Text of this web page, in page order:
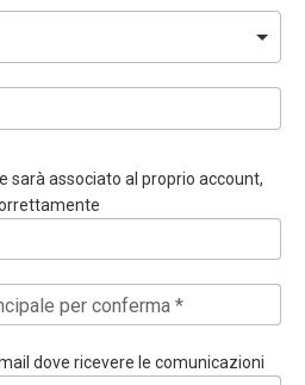
sarà associato al proprio account,
per conferma *
dove ricevere le comunicazioni